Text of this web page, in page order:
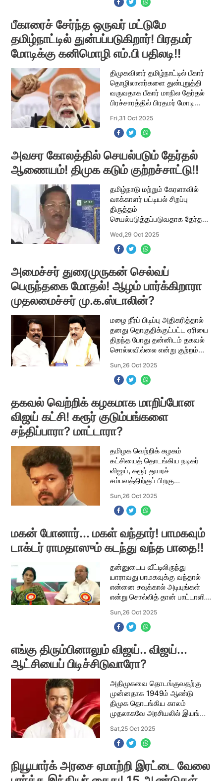
பீகாரைச் சேர்ந்த ஒருவர் மட்டுமே
தமிழ்நாட்டில் துன்பப்படுகிறார்! பிரதமர்
மோடிக்கு கனிமொழி எம்.பி பதிலடி!!
திமுகவினர் தமிழ்நாட்டில் பீகார்
தொழிலாளர்களை துன்புறுத்தி
வருவதாக பீகார் மாநில தேர்தல்
பிரச்சாரத்தில் பிரதமர் மோடி
முதலமைச்சர் மு.க.ஸ்டாலின்
கடுமையான கண்டனத்தை
Fri,31 Oct 2025
அவசர கோலத்தில் செயல்படும் தேர்தல்
ஆணையம்! திமுக கடும் குற்றச்சாட்டு!!
தமிழ்நாடு மற்றும் கேரளாவில்
வாக்காளர் பட்டியல் சிறப்பு
திருத்தம்
செயல்படுத்தப்படுவதாக தேர்தல்
இதற்கு தமிழ்நாடு முதலமைச்சர்
மு.க.ஸ்டாலின் கடும் எதிர்ப்பு
Wed,29 Oct 2025
அமைச்சர் துரைமுருகன் செல்வப்
பெருந்தகை மோதல்! ஆழம் பார்க்கிறாரா
முதலமைச்சர் மு.க.ஸ்டாலின்?
மழை நீர்ப் பிடிப்பு அதிகரித்தால்
தனது தொகுதிக்குட்பட்ட ஏரியை
திறந்த போது தன்னிடம் தகவல்
சொல்லவில்லை என்று குற்றம்
காங்கிரஸ் செல்வப்பெருந்தகை.
அப்படி ஒன்றும் சொல்லத்
Sun,26 Oct 2025
தகவல் வெற்றிக் கழகமாக மாறிப்போன
விஜய் கட்சி! கரூர் குடும்பங்களை
சந்திப்பாரா? மாட்டாரா?
தமிழக வெற்றிக் கழகம்
கட்சியைத் தொடங்கிய நடிகர்
விஜய், கரூர் துயரச்
சம்பவத்திற்குப் பிறகு
சந்தித்து வருகிறார். எம்ஜிஆர்
உள்பட புதிதாக கட்சி தொடங்கிய
Sun,26 Oct 2025
மகன் போனார்... மகள் வந்தார்! பாமகவும்
டாக்டர் ராமதாஸும் கடந்து வந்த பாதை!!
தன்னுடைய வீட்டிலிருந்து
யாராவது பாமகவுக்கு வந்தால்
என்னை சவுக்கால் அடியுங்கள்
என்று சொல்லித் தான் பாட்டாளி
டாக்டர் ராமதாஸ்/ வன்னியர்
சங்கங்களை ஒருங்கிணைத்து,
Sun,26 Oct 2025
எங்கு திரும்பினாலும் விஜய்.. விஜய்...
ஆட்சியைப் பிடிச்சிடுவாரோ?
அதிமுகவை தொடங்குவதற்கு
முன்னதாக 1949ம் ஆண்டு
திமுக தொடங்கிய காலம்
முதலாகவே அரசியலில் இயங்கி
இருந்த திமுக அரசு மீதும் திமுக
கட்சித் தலைவர் மீது குற்றம்
Sat,25 Oct 2025
நியூயார்க் அரசை ஏமாற்றி இரட்டை வேலை